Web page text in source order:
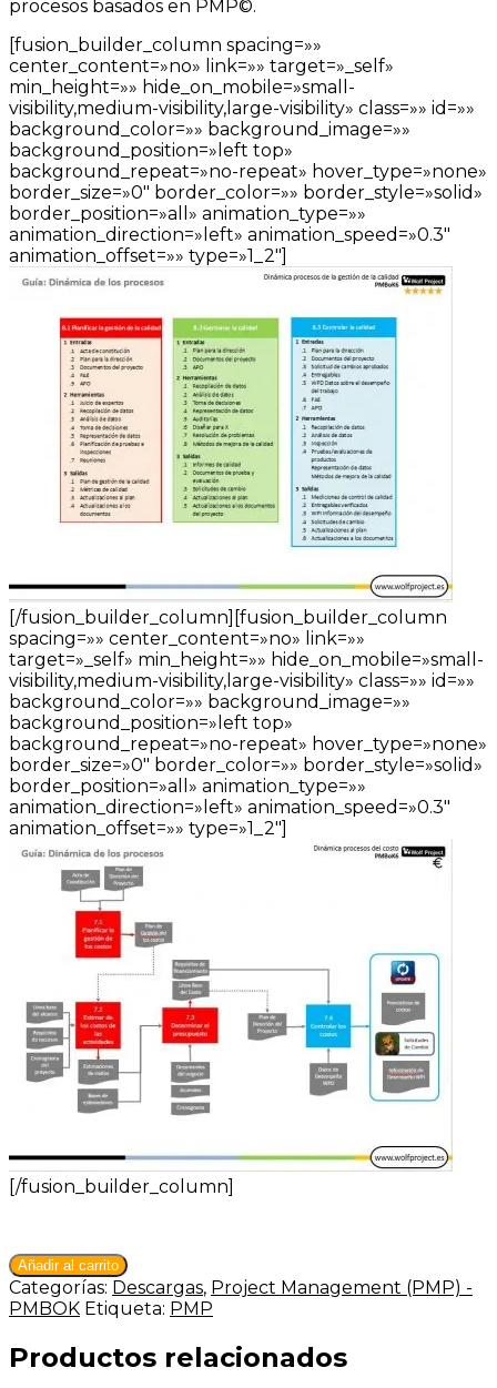
procesos basados en PMP©.
[fusion_builder_column spacing=»»
center_content=»no» link=»» target=»_self»
min_height=»» hide_on_mobile=»small-
visibility,medium-visibility,large-visibility» class=»» id=»»
background_color=»» background_image=»»
background_position=»left top»
background_repeat=»no-repeat» hover_type=»none»
border_size=»0″ border_color=»» border_style=»solid»
border_position=»all» animation_type=»»
animation_direction=»left» animation_speed=»0.3″
animation_offset=»» type=»1_2″]
[/fusion_builder_column][fusion_builder_column
spacing=»» center_content=»no» link=»»
target=»_self» min_height=»» hide_on_mobile=»small-
visibility,medium-visibility,large-visibility» class=»» id=»»
background_color=»» background_image=»»
background_position=»left top»
background_repeat=»no-repeat» hover_type=»none»
border_size=»0″ border_color=»» border_style=»solid»
border_position=»all» animation_type=»»
animation_direction=»left» animation_speed=»0.3″
animation_offset=»» type=»1_2″]
[/fusion_builder_column]
Descarga
PDF:
Dinámica
los
Procesos
Añadir al carrito
Categorías: Descargas, Project Management (PMP) -
PMBOK Etiqueta: PMP
Productos relacionados